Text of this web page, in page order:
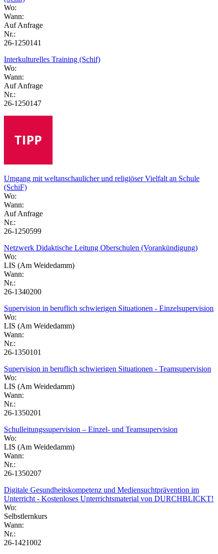
Wo:
Wann:
Auf Anfrage
Nr.:
26-1250141
Interkulturelles Training (Schif)
Wo:
Wann:
Auf Anfrage
Nr.:
26-1250147
Umgang mit weltanschaulicher und religiöser Vielfalt an Schule
(SchiF)
Wo:
Wann:
Auf Anfrage
Nr.:
26-1250599
Netzwerk Didaktische Leitung Oberschulen (Vorankündigung)
Wo:
LIS (Am Weidedamm)
Wann:
Nr.:
26-1340200
Supervision in beruflich schwierigen Situationen - Einzelsupervision
Wo:
LIS (Am Weidedamm)
Wann:
Nr.:
26-1350101
Supervision in beruflich schwierigen Situationen - Teamsupervision
Wo:
LIS (Am Weidedamm)
Wann:
Nr.:
26-1350201
Schulleitungssupervision – Einzel- und Teamsupervision
Wo:
LIS (Am Weidedamm)
Wann:
Nr.:
26-1350207
Digitale Gesundheitskompetenz und Mediensuchtprävention im
Unterricht - Kostenloses Unterrichtsmaterial von DURCHBLICKT!
Wo:
Selbstlernkurs
Wann:
Nr.:
26-1421002